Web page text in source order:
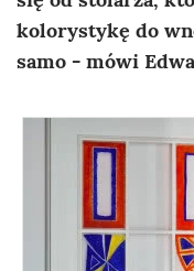
kolorystykę do
samo - mówi